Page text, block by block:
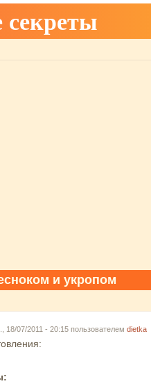
и укропом
18/07/2011 - 20:15 пользователем dietka